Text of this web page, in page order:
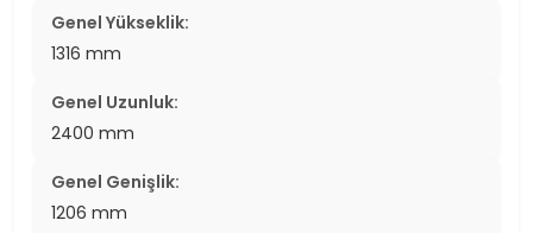
Genel Yükseklik:
1316 mm
Genel Uzunluk:
2400 mm
Genel Genişlik:
1206 mm